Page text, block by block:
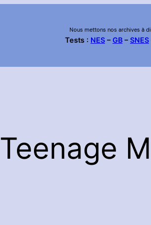
Nous mettons nos archives à
Tests : NES–GB–SNES
Teenage